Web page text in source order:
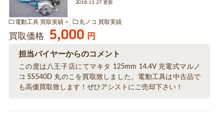
2016.11.27 更新
電動工具 買取実績 丸ノコ 買取実績
買取価格 5,000 円
担当バイヤーからのコメント
この度は八王子店にてマキタ 125mm 14.4V 充電式マルノ
コ SS540D 丸のこを買取致しました。電動工具は中古品で
も高価買取致します！ぜひアシストにご売却下さい！